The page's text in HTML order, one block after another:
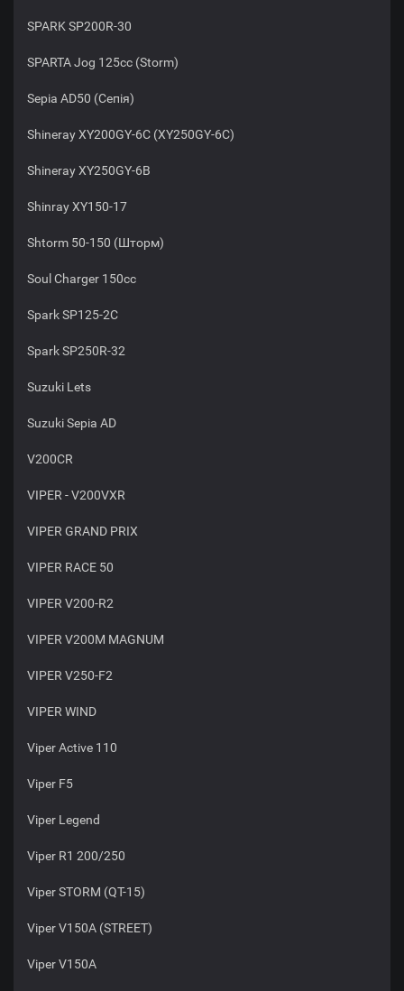
SPARK SP200R-30
SPARTA Jog 125cc (Storm)
Sepia AD50 (Сепія)
Shineray XY200GY-6C (XY250GY-6C)
Shineray XY250GY-6B
Shinray XY150-17
Shtorm 50-150 (Шторм)
Soul Charger 150cc
Spark SP125-2C
Spark SP250R-32
Suzuki Lets
Suzuki Sepia AD
V200CR
VIPER - V200VXR
VIPER GRAND PRIX
VIPER RACE 50
VIPER V200-R2
VIPER V200M MAGNUM
VIPER V250-F2
VIPER WIND
Viper Active 110
Viper F5
Viper Legend
Viper R1 200/250
Viper STORM (QT-15)
Viper V150A (STREET)
Viper V150A